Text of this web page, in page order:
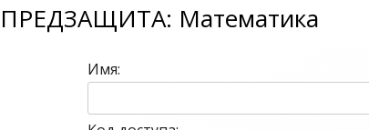
записям
ПРЕДЗАЩИТА: Математика
Имя: